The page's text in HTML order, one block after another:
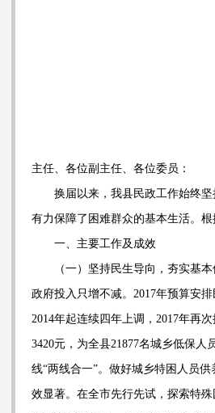
主任、各位副主任、各位委员：
换届以来，我县民政工作始终坚
有力保障了困难群众的基本生活。
一、主要工作及成效
（一）坚持民生导向，夯实基本
政府投入只增不减。 2017年预算安
2014年起连续四年上调， 2017年再次
3420元，为全县21877名城乡低保人
线“两线合一”。做好城乡特困人员供
效显著。在全市先行先试，探索特